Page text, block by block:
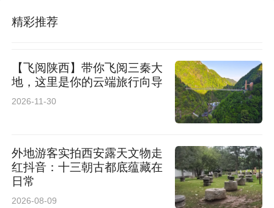
精彩推荐
【飞阅陕西】带你飞阅三秦大
地，这里是你的云端旅行向导
2026-11-30
外地游客实拍西安露天文物走
红抖音：十三朝古都底蕴藏在
日常
2026-08-09